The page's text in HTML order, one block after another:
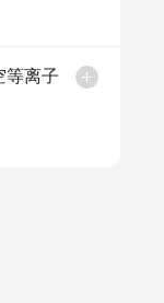
等离子